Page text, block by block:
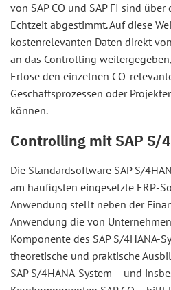
von SAP CO und SAP FI sind
Echtzeit abgestimmt. Auf diese
kostenrelevanten Daten direkt
an das Controlling
Erlöse den einzelnen CO-
Geschäftsprozessen oder
können.
Controlling mit SAP S/
Die Standardsoftware SAP S/
am häufigsten eingesetzte ERP-
Anwendung stellt neben der
Anwendung die von
Komponente des SAP S/4HANA-
theoretische und praktische
SAP S/4HANA-System – und